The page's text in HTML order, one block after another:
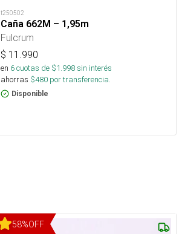
t250502
Caña 662M – 1,95m
Fulcrum
$ 11.990
en 6cuotas de $1.998sin interés
ahorras $480 por transferencia.
Disponible
58%OFF